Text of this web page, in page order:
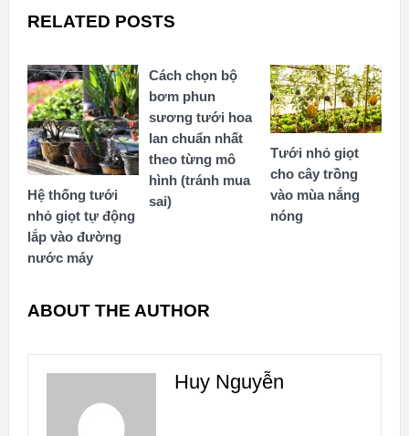
RELATED POSTS
Hệ thống tưới
nhỏ giọt tự động
lắp vào đường
nước máy
Cách chọn bộ
bơm phun
sương tưới hoa
lan chuẩn nhất
theo từng mô
hình (tránh mua
sai)
Tưới nhỏ giọt
cho cây trồng
vào mùa nắng
nóng
ABOUT THE AUTHOR
Huy Nguyễn